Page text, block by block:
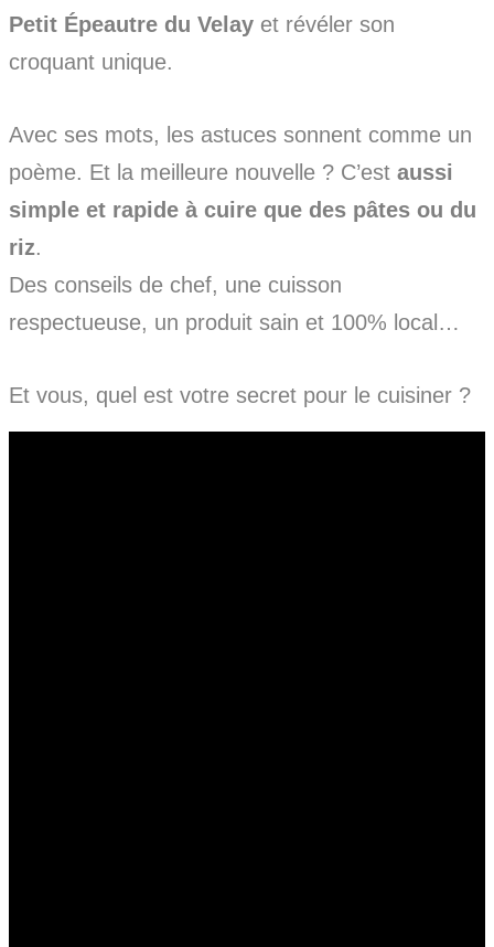
Petit Épeautre du Velay et révéler son
croquant unique.
Avec ses mots, les astuces sonnent comme un
poème. Et la meilleure nouvelle ? C’est aussi
simple et rapide à cuire que des pâtes ou du
riz.
Des conseils de chef, une cuisson
respectueuse, un produit sain et 100% local…
Et vous, quel est votre secret pour le cuisiner ?